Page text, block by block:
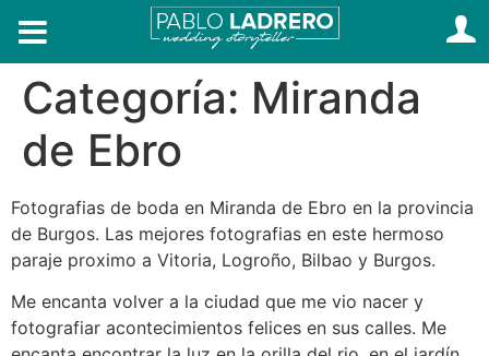
Categoría: Miranda
de Ebro
Fotografias de boda en Miranda de Ebro en la provincia
de Burgos. Las mejores fotografias en este hermoso
paraje proximo a Vitoria, Logroño, Bilbao y Burgos.
Me encanta volver a la ciudad que me vio nacer y
fotografiar acontecimientos felices en sus calles. Me